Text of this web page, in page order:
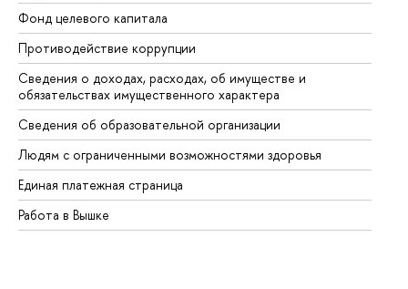
Фонд целевого капитала
Противодействие коррупции
Сведения о доходах, расходах, об имуществе и
обязательствах имущественного характера
Сведения об образовательной организации
Людям с ограниченными возможностями здоровья
Единая платежная страница
Работа в Вышке